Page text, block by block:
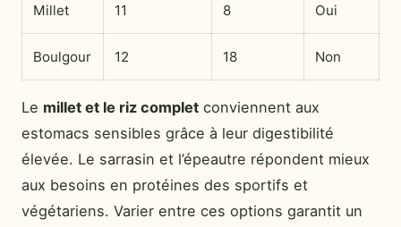
Millet 11 8 Oui
Boulgour 12 18 Non
Le millet et le riz complet conviennent aux
estomacs sensibles grâce à leur digestibilité
élevée. Le sarrasin et l’épeautre répondent mieux
aux besoins en protéines des sportifs et
végétariens. Varier entre ces options garantit un